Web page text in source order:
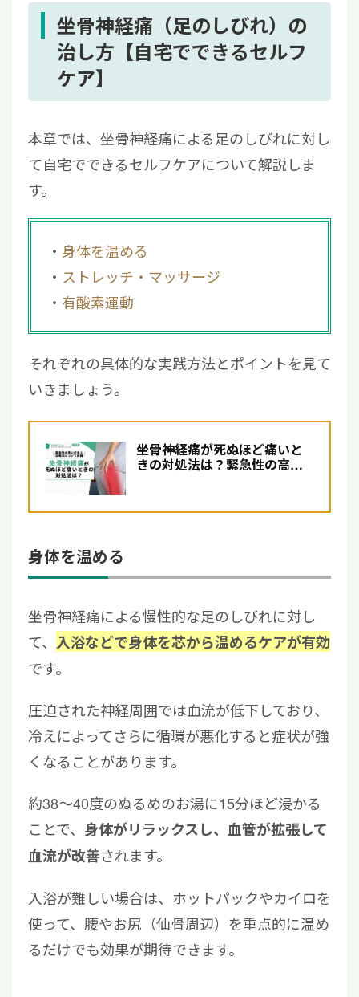
坐骨神経痛（足のしびれ）の
治し方【自宅でできるセルフ
ケア】
本章では、坐骨神経痛による足のしびれに対し
て自宅でできるセルフケアについて解説しま
す。
身体を温める
ストレッチ・マッサージ
有酸素運動
それぞれの具体的な実践方法とポイントを見て
いきましょう。
坐骨神経痛が死ぬほど痛いと
きの対処法は？緊急性の高い
身体を温める
坐骨神経痛による慢性的な足のしびれに対し
て、 入浴などで身体を芯から温めるケアが有効
です。
圧迫された神経周囲では血流が低下しており、
冷えによってさらに循環が悪化すると症状が強
くなることがあります。
約38〜40度のぬるめのお湯に15分ほど浸かる
ことで、 身体がリラックスし、血管が拡張して
血流が改善されます。
入浴が難しい場合は、ホットパックやカイロを
使って、腰やお尻（仙骨周辺）を重点的に温め
るだけでも効果が期待できます。